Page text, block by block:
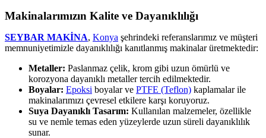
Makinalarımızın Kalite ve Dayanıklılığı
SEYBAR MAKİNA, Konya şehrindeki referanslarımız ve müşteri
memnuniyetimizle dayanıklılığı kanıtlanmış makinalar üretmektedir:
Metaller: Paslanmaz çelik, krom gibi uzun ömürlü ve
korozyona dayanıklı metaller tercih edilmektedir.
Boyalar: Epoksi boyalar ve PTFE (Teflon) kaplamalar ile
makinalarımızı çevresel etkilere karşı koruyoruz.
Suya Dayanıklı Tasarım: Kullanılan malzemeler, özellikle
su ve nemle temas eden yüzeylerde uzun süreli dayanıklılık
sunar.